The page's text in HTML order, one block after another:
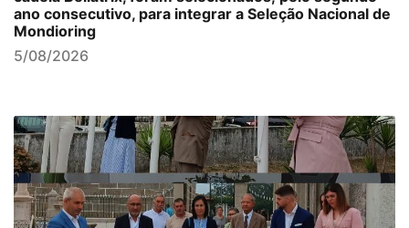
ano consecutivo, para integrar a Seleção Nacional de
Mondioring
5/08/2026